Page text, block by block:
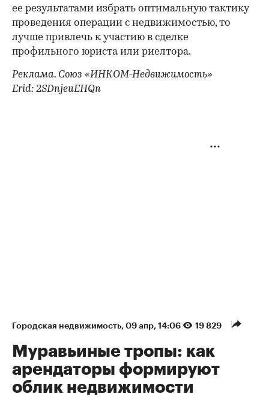
ее результатами избрать оптимальную тактику
проведения операции с недвижимостью, то
лучше привлечь к участию в сделке
профильного юриста или риелтора.
Реклама. Союз «ИНКОМ-Недвижимость»
Erid: 2SDnjeuEHQn
Городская недвижимость 09 апр, 14:06 19 829
Муравьиные тропы: как
арендаторы формируют
облик недвижимости